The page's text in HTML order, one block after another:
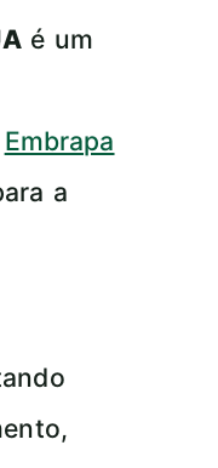
é um
Embrapa
a